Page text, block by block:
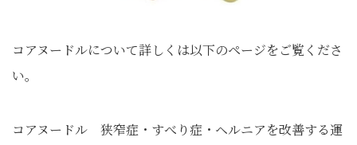
コアヌードルについて詳しくは以下のページをご覧くださ
い。
コアヌードル 狭窄症・すべり症・ヘルニアを改善する運